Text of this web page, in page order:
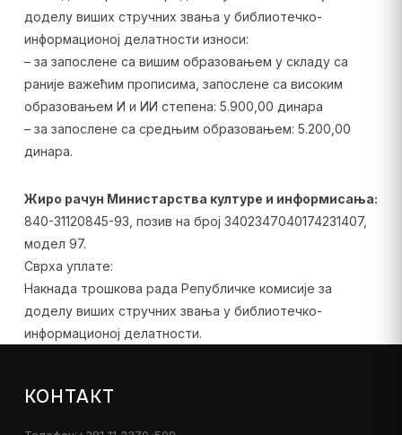
доделу виших стручних звања у библиотечко-
информационој делатности износи:
– за запослене са вишим образовањем у складу са
раније важећим прописима, запослене са високим
образовањем И и ИИ степена: 5.900,00 динара
– за запослене са средњим образовањем: 5.200,00
динара.
Жиро рачун Министарства културе и информисања:
840-31120845-93, позив на број 3402347040174231407,
модел 97.
Сврха уплате:
Накнада трошкова рада Републичке комисије за
доделу виших стручних звања у библиотечко-
информационој делатности.
КОНТАКТ